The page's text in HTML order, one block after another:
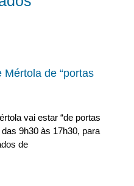
de “portas
vai estar “de portas
9h30 às 17h30, para
de